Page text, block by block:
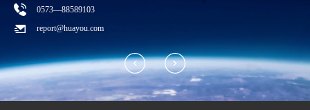
0573—88589103
report@huayou.com